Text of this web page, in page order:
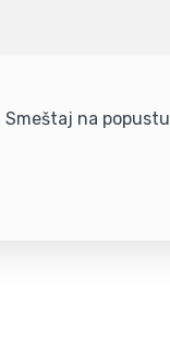
Smeštaj na popustu